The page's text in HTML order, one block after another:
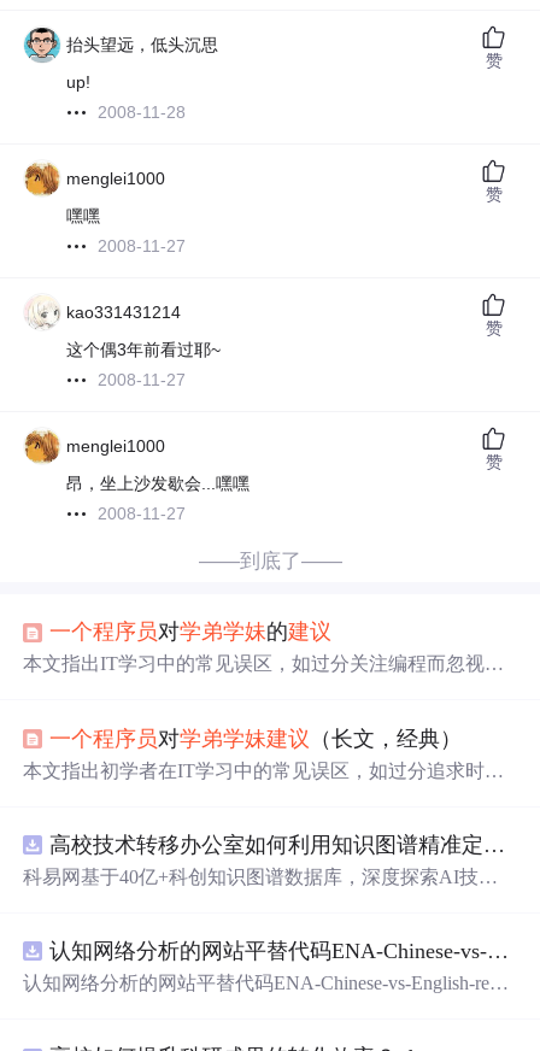
抬头望远，低头沉思
up!
2008-11-28
赞
menglei1000
嘿嘿
2008-11-27
赞
kao331431214
这个偶3年前看过耶~
2008-11-27
赞
menglei1000
昂，坐上沙发歇会...嘿嘿
2008-11-27
赞
——到底了——
一个程序员对学弟学妹的建议
本文指出IT学习中的常见误区，如过分关注编程而忽视基
了相关书籍。
一个程序员对学弟学妹建议 （长文，经典）
本文指出初学者在IT学习中的常见误区，如过分追求时髦
高校技术转移办公室如何利用知识图谱精准定位产业需求与技术适配点？.docx
科易网基于40亿+科创知识图谱数据库，深度探索AI技术
新领域的AI+数智化解决方案，推动科技创新与产业创新
智能化发展。
认知网络分析的网站平替代码ENA-Chinese-vs-English-reproducible.zip
认知网络分析的网站平替代码ENA-Chinese-vs-English-repro